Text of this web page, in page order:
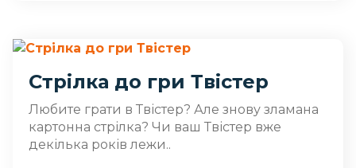
Стрілка до гри Твістер
Любите грати в Твістер? Але знову зламана
картонна стрілка? Чи ваш Твістер вже
декілька років лежи..